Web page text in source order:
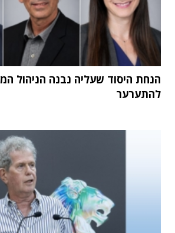
הנחת היסוד שעליה נבנה הניהול
להתערער